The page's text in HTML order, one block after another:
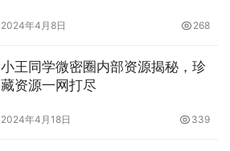
2024年4月8日 268
小王同学微密圈内部资源揭秘，珍
藏资源一网打尽
2024年4月18日 339